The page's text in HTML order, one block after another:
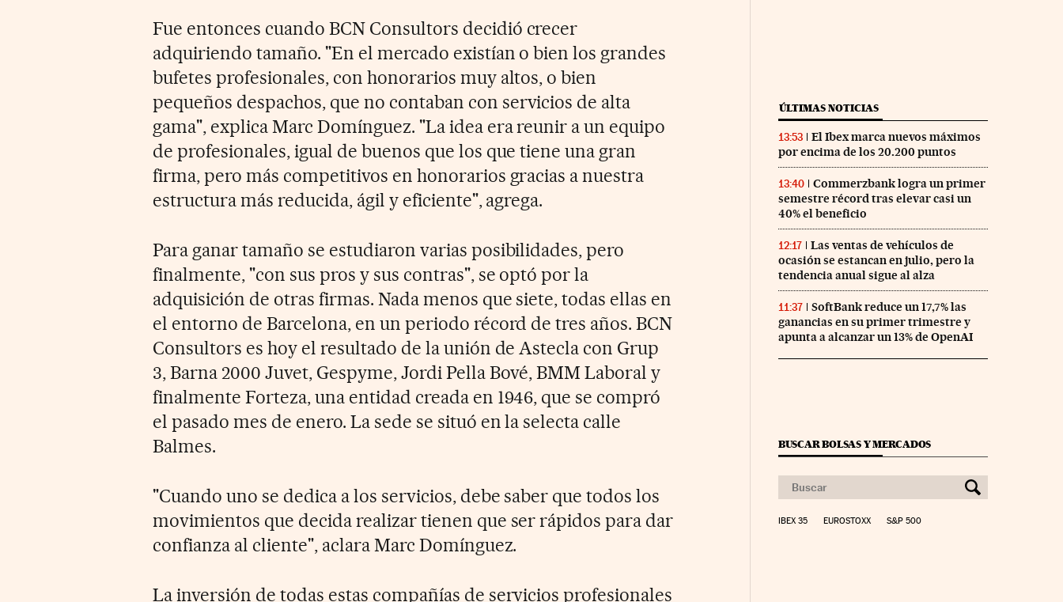
Fue entonces cuando BCN Consultors decidió crecer
adquiriendo tamaño. "En el mercado existían o bien los grandes
bufetes profesionales, con honorarios muy altos, o bien
pequeños despachos, que no contaban con servicios de alta
gama", explica Marc Domínguez. "La idea era reunir a un equipo
de profesionales, igual de buenos que los que tiene una gran
firma, pero más competitivos en honorarios gracias a nuestra
estructura más reducida, ágil y eficiente", agrega.
Para ganar tamaño se estudiaron varias posibilidades, pero
finalmente, "con sus pros y sus contras", se optó por la
adquisición de otras firmas. Nada menos que siete, todas ellas en
el entorno de Barcelona, en un periodo récord de tres años. BCN
Consultors es hoy el resultado de la unión de Astecla con Grup
3, Barna 2000 Juvet, Gespyme, Jordi Pella Bové, BMM Laboral y
finalmente Forteza, una entidad creada en 1946, que se compró
el pasado mes de enero. La sede se situó en la selecta calle
Balmes.
"Cuando uno se dedica a los servicios, debe saber que todos los
movimientos que decida realizar tienen que ser rápidos para dar
confianza al cliente", aclara Marc Domínguez.
La inversión de todas estas compañías de servicios profesionales
ÚLTIMAS NOTICIAS
13:53
El Ibex marca nuevos máximos
por encima de los 20.200 puntos
13:40
Commerzbank logra un primer
semestre récord tras elevar casi un
40% el beneficio
12:17
Las ventas de vehículos de
ocasión se estancan en julio, pero la
tendencia anual sigue al alza
11:37
SoftBank reduce un 17,7% las
ganancias en su primer trimestre y
apunta a alcanzar un 13% de OpenAI
BUSCAR BOLSAS Y MERCADOS
IBEX 35 EUROSTOXX S&P 500